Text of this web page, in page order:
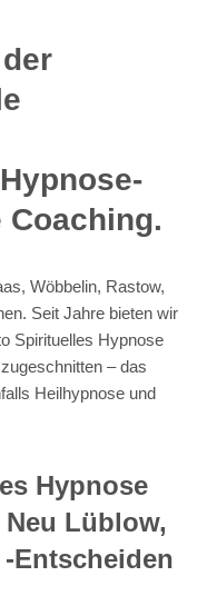
Coaching.
Wöbbelin, Rastow,
Seit Jahre bieten wir
Spirituelles Hypnose
– das
Heilhypnose und
Hypnose
Lüblow,
Entscheiden